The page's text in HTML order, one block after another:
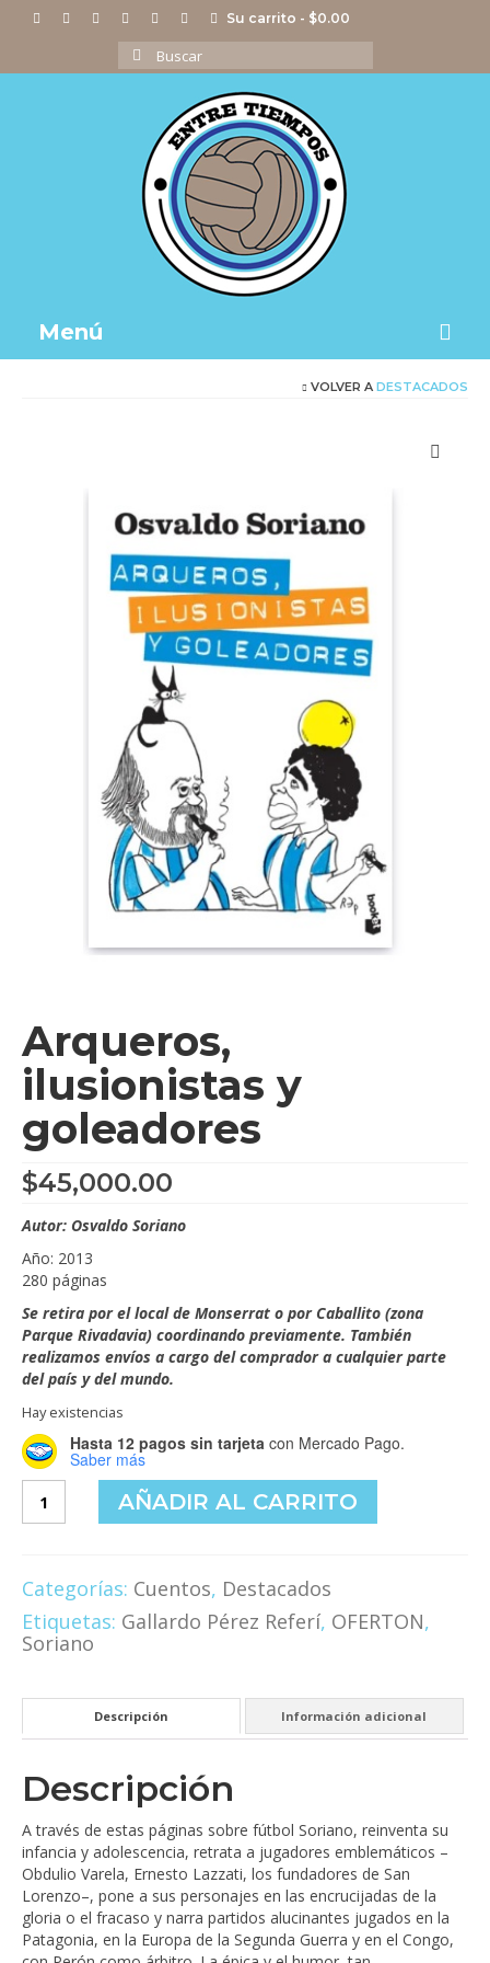
Su carrito - $0.00
Buscar
por:
Menú
Tienda
VOLVER A DESTACADOS
Arqueros,
ilusionistas y
goleadores
$45,000.00
Autor: Osvaldo Soriano
Año: 2013
280 páginas
Se retira por el local de Monserrat o por Caballito (zona
Parque Rivadavia) coordinando previamente. También
realizamos envíos a cargo del comprador a cualquier parte
del país y del mundo.
Hay existencias
Hasta 12 pagos sin tarjeta con Mercado Pago.
Saber más
ilusionistas
cantidad
AÑADIR AL CARRITO
Categorías: Cuentos, Destacados
Etiquetas: Gallardo Pérez Referí, OFERTON,
Soriano
Descripción Información adicional
Descripción
A través de estas páginas sobre fútbol Soriano, reinventa su
infancia y adolescencia, retrata a jugadores emblemáticos –
Obdulio Varela, Ernesto Lazzati, los fundadores de San
Lorenzo–, pone a sus personajes en las encrucijadas de la
gloria o el fracaso y narra partidos alucinantes jugados en la
Patagonia, en la Europa de la Segunda Guerra y en el Congo,